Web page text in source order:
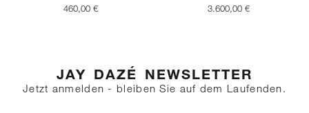
460,00 €
3.600,00 €
JAY DAZÉ NEWSLETTER
Jetzt anmelden - bleiben Sie auf dem Laufenden.